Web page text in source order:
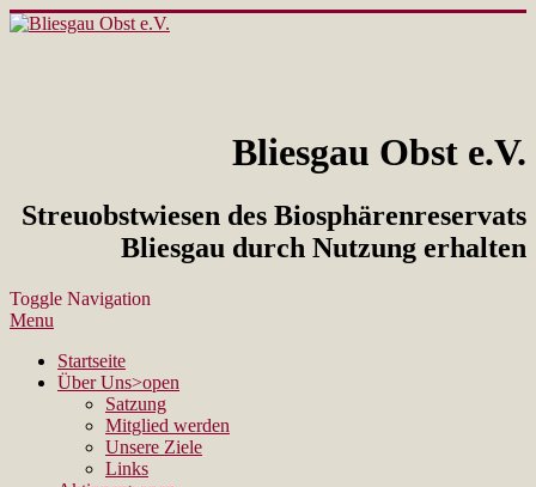
Bliesgau Obst e.V.
Streuobstwiesen des Biosphärenreservats
Bliesgau durch Nutzung erhalten
Toggle Navigation
Menu
Startseite
Über Uns>open
Satzung
Mitglied werden
Unsere Ziele
Links